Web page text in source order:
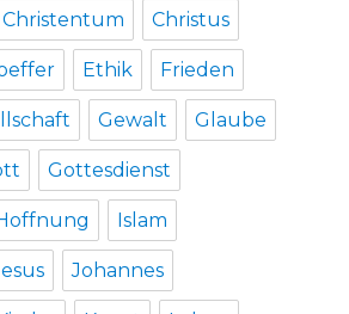
Christentum Christus
Ethik Frieden
Gewalt Glaube
Gottesdienst
Islam
Johannes